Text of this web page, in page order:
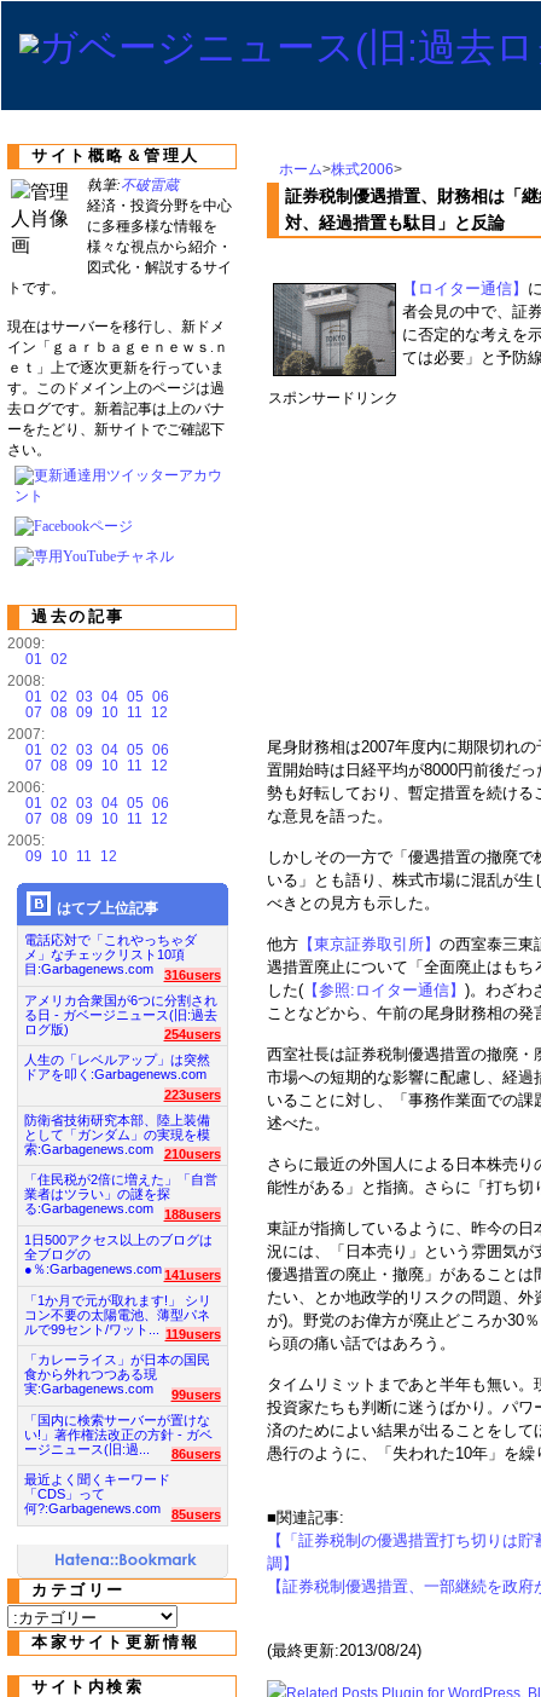
ホーム>株式2006>
証券税制優遇措置、財務相は「
対、経過措置も駄目」と反論
【ロイター通信】
者会見の中で、証
に否定的な考えを
ては必要」と予防
スポンサードリンク
尾身財務相は2007年度内に期限切れ
置開始時は日経平均が8000円前後だ
勢も好転しており、暫定措置を続け
な意見を語った。
しかしその一方で「優遇措置の撤廃
いる」とも語り、株式市場に混乱が
べきとの見方も示した。
他方 【東京証券取引所】 の西室泰三東
遇措置廃止について「全面廃止はも
した( 【参照:ロイター通信】 )。わざわ
ことなどから、午前の尾身財務相の
西室社長は証券税制優遇措置の撤廃
市場への短期的な影響に配慮し、経
いることに対し、「事務作業面での
述べた。
さらに最近の外国人による日本株売
能性がある」と指摘。さらに「打ち切
東証が指摘しているように、昨今の
況には、「日本売り」という雰囲気
優遇措置の廃止・撤廃」があること
たい、とか地政学的リスクの問題、
が)。野党のお偉方が廃止どころか30
ら頭の痛い話ではあろう。
タイムリミットまであと半年も無い
投資家たちも判断に迷うばかり。パ
済のためによい結果が出ることをし
愚行のように、「失われた10年」を
■関連記事:
【「証券税制の優遇措置打ち切りは
調】
【証券税制優遇措置、一部継続を政
(最終更新:2013/08/24)
サイト概略＆管理人
執筆:不破雷蔵
経済・投資分野を中心
に多種多様な情報を
様々な視点から紹介・
図式化・解説するサイ
トです。
現在はサーバーを移行し、新ドメ
イン「ｇａｒｂａｇｅｎｅｗｓ.ｎ
ｅｔ」上で逐次更新を行っていま
す。このドメイン上のページは過
去ログです。新着記事は上のバナ
ーをたどり、新サイトでご確認下
さい。
過去の記事
2009:
01 02
2008:
01 02 03 04 05 06
07 08 09 10 11
12
2007:
01 02 03 04 05 06
07 08 09 10 11
12
2006:
01 02 03 04 05 06
07 08 09 10 11
12
2005:
09
10 11 12
はてブ上位記事
電話応対で「これやっちゃダ
メ」なチェックリスト10項
目:Garbagenews.com
316users
アメリカ合衆国が6つに分割され
る日 - ガベージニュース(旧:過去
ログ版)
254users
人生の「レベルアップ」は突然
ドアを叩く:Garbagenews.com
223users
防衛省技術研究本部、陸上装備
として「ガンダム」の実現を模
索:Garbagenews.com
210users
「住民税が2倍に増えた」「自営
業者はツラい」の謎を探
る:Garbagenews.com
188users
1日500アクセス以上のブログは
全ブログの
●％:Garbagenews.com 141users
「1か月で元が取れます!」 シリ
コン不要の太陽電池、薄型パネ
ルで99セント/ワット...
119users
「カレーライス」が日本の国民
食から外れつつある現
実:Garbagenews.com
99users
「国内に検索サーバーが置けな
い!」著作権法改正の方針 - ガベ
ージニュース(旧:過...
86users
最近よく聞くキーワード
「CDS」って
何?:Garbagenews.com
85users
カテゴリー
本家サイト更新情報
サイト内検索